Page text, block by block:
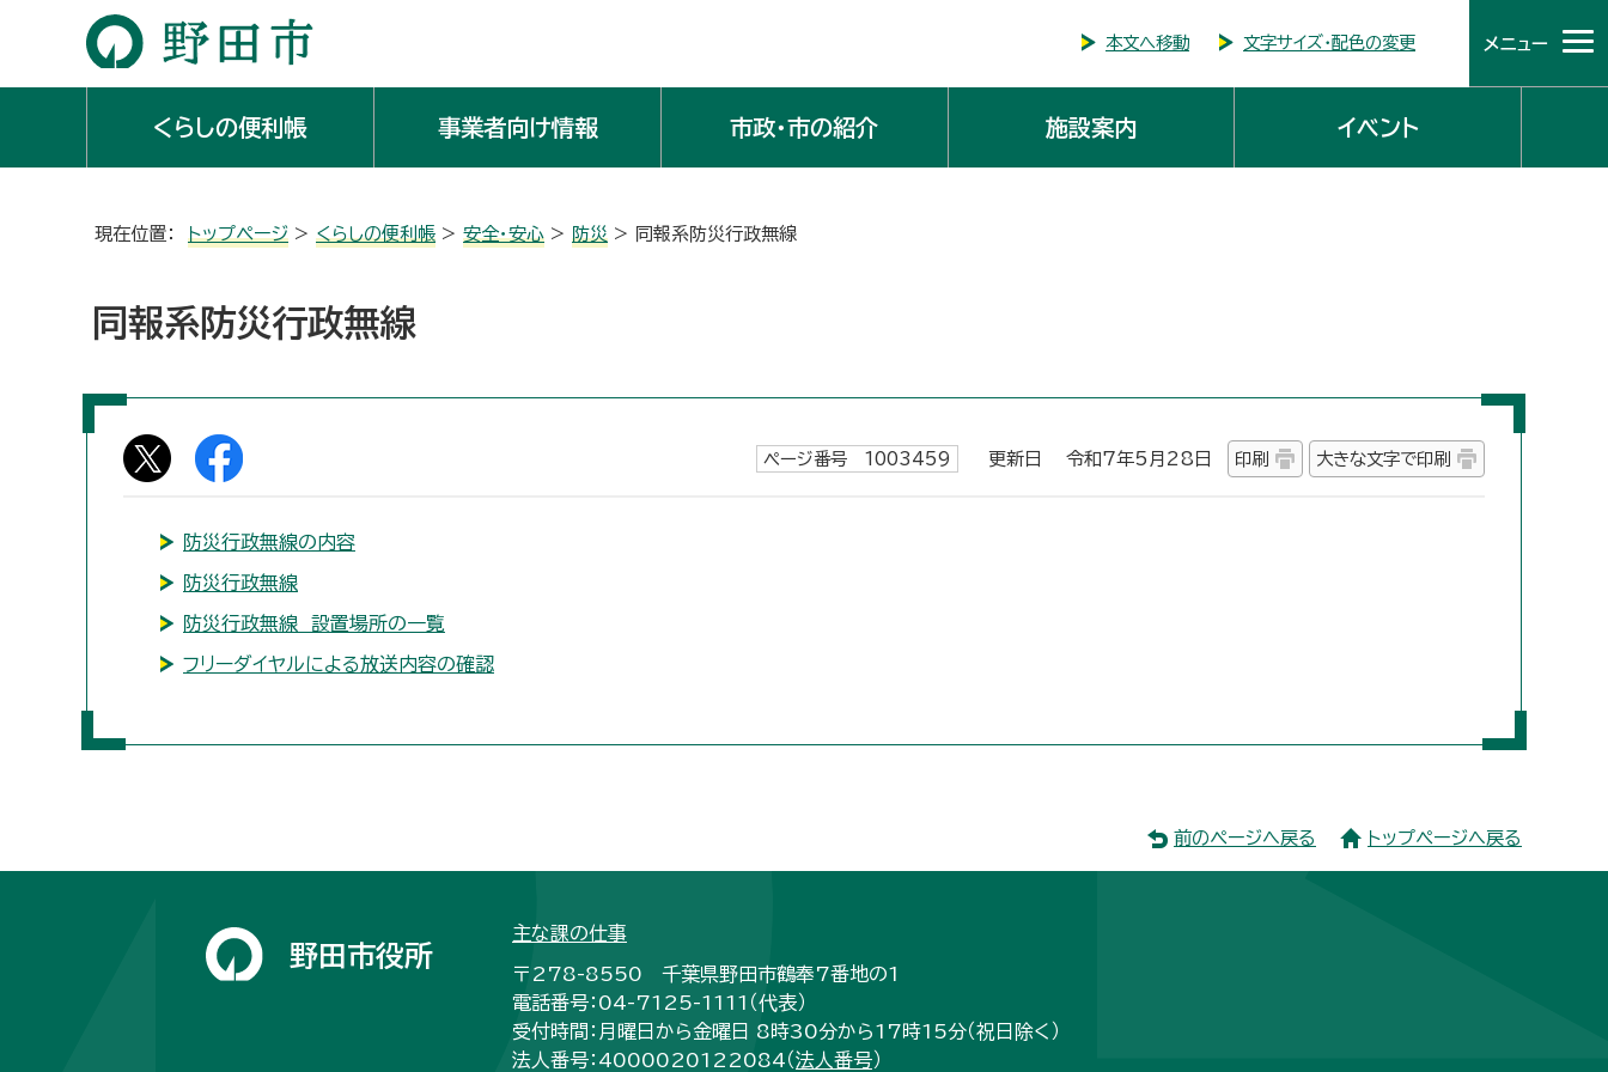
本文へ移動 文字サイズ・配色の変更 メニュー
くらしの便利帳 事業者向け情報 市政・市の紹介 施設案内 イベント
現在位置： トップページ > くらしの便利帳 > 安全・安心 > 防災 > 同報系防災行政無線
同報系防災行政無線
ページ番号 1003459 更新日 令和7年5月28日 印刷 大きな文字で印刷
防災行政無線の内容
防災行政無線
防災行政無線 設置場所の一覧
フリーダイヤルによる放送内容の確認
前のページへ戻る トップページへ戻る
野田市役所
主な課の仕事
〒278-8550 千葉県野田市鶴奉7番地の1
電話番号：04-7125-1111（代表）
受付時間：月曜日から金曜日 8時30分から17時15分（祝日除く）
法人番号：4000020122084（法人番号）